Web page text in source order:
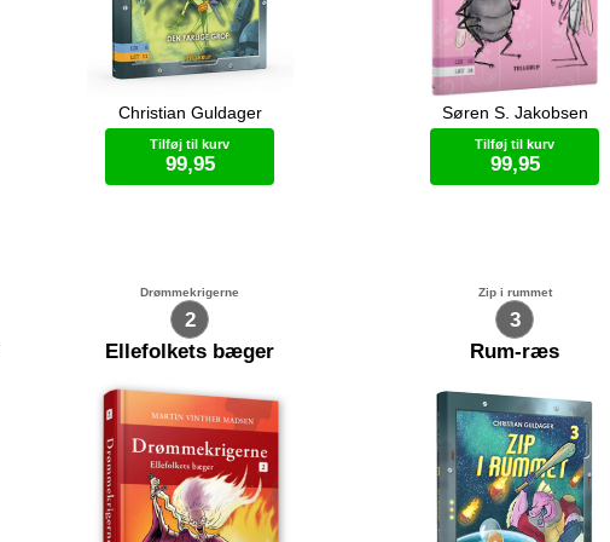
Mød Zip – drengen med sit eget rum-
skib. Zip er på monster-jagt. Men er
alle monstre onde? Følg med i Zips
vilde eventyr. Til alle modige drenge
og piger.
Christian Guldager
Tilføj til kurv
99,95
Ole kan ikke lide myg. De er
Men en aften ser Ole en hun-
med smukke øjne ...
Søren S. Jakobsen
Tilføj til kurv
99,95
2
Drømmekrigerne
Ellefolkets bæger
3
Zip i rummet
Rum-ræs